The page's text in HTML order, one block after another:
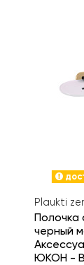
Plaukti
Полочка
черный
ЮКОН -